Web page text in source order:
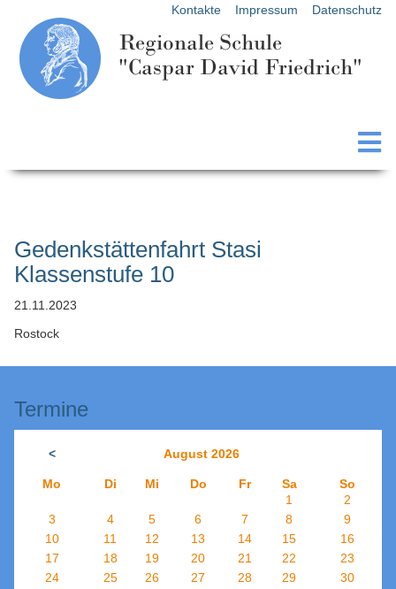
Kontakte Impressum Datenschutz
Regionale Schule
"Caspar David Friedrich"
Gedenkstättenfahrt Stasi
Klassenstufe 10
21.11.2023
Rostock
Termine
< August 2026
Mo Di Mi Do Fr Sa
So
1
2
3
4 5 6 7 8
9
10
11 12 13 14 15
16
17
18 19 20 21 22
23
24
25 26 27 28 29
30